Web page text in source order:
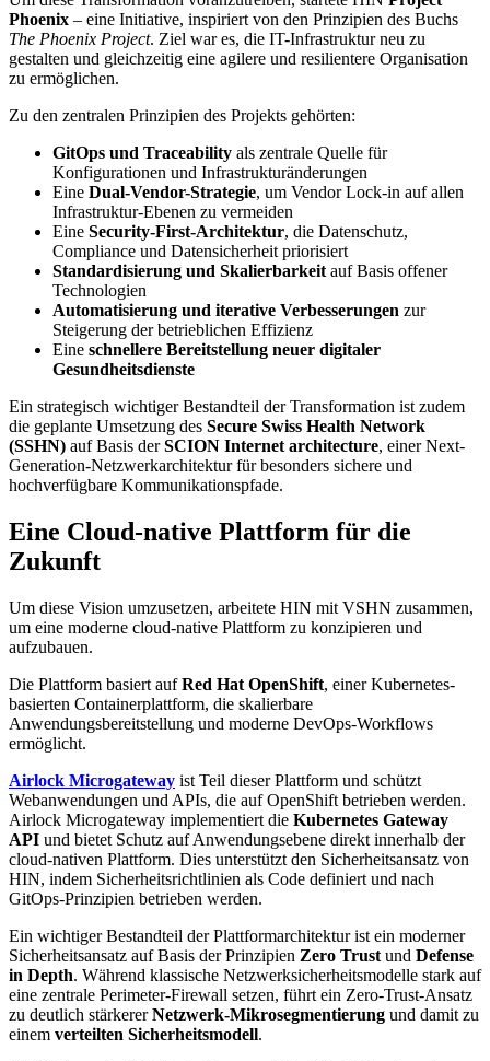
Phoenix – eine Initiative, inspiriert von den Prinzipien des Buchs
The Phoenix Project. Ziel war es, die IT-Infrastruktur neu zu
gestalten und gleichzeitig eine agilere und resilientere Organisation
zu ermöglichen.
Zu den zentralen Prinzipien des Projekts gehörten:
GitOps und Traceability als zentrale Quelle für
Konfigurationen und Infrastrukturänderungen
Eine Dual-Vendor-Strategie, um Vendor Lock-in auf allen
Infrastruktur-Ebenen zu vermeiden
Eine Security-First-Architektur, die Datenschutz,
Compliance und Datensicherheit priorisiert
Standardisierung und Skalierbarkeit auf Basis offener
Technologien
Automatisierung und iterative Verbesserungen zur
Steigerung der betrieblichen Effizienz
Eine schnellere Bereitstellung neuer digitaler
Gesundheitsdienste
Ein strategisch wichtiger Bestandteil der Transformation ist zudem
die geplante Umsetzung des Secure Swiss Health Network
(SSHN) auf Basis derSCION Internet architecture, einer Next-
Generation-Netzwerkarchitektur für besonders sichere und
hochverfügbare Kommunikationspfade.
Eine Cloud-native Plattform für die
Zukunft
Um diese Vision umzusetzen, arbeitete HIN mit VSHN zusammen,
um eine moderne cloud-native Plattform zu konzipieren und
aufzubauen.
Die Plattform basiert aufRed Hat OpenShift, einer Kubernetes-
basierten Containerplattform, die skalierbare
Anwendungsbereitstellung und moderne DevOps-Workflows
ermöglicht.
Airlock Microgateway ist Teil dieser Plattform und schützt
Webanwendungen und APIs, die auf OpenShift betrieben werden.
Airlock Microgateway implementiert die Kubernetes Gateway
API und bietet Schutz auf Anwendungsebene direkt innerhalb der
cloud-nativen Plattform. Dies unterstützt den Sicherheitsansatz von
HIN, indem Sicherheitsrichtlinien als Code definiert und nach
GitOps-Prinzipien betrieben werden.
Ein wichtiger Bestandteil der Plattformarchitektur ist ein moderner
Sicherheitsansatz auf Basis der Prinzipien Zero Trust und Defense
in Depth. Während klassische Netzwerksicherheitsmodelle stark auf
eine zentrale Perimeter-Firewall setzen, führt ein Zero-Trust-Ansatz
zu deutlich stärkererNetzwerk-Mikrosegmentierung und damit zu
einem verteilten Sicherheitsmodell.